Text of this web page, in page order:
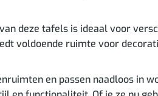
deze tafels is ideaal voor
voldoende ruimte voor
en passen naadloos in